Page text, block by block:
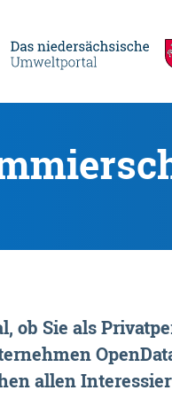
ob Sie als
allen